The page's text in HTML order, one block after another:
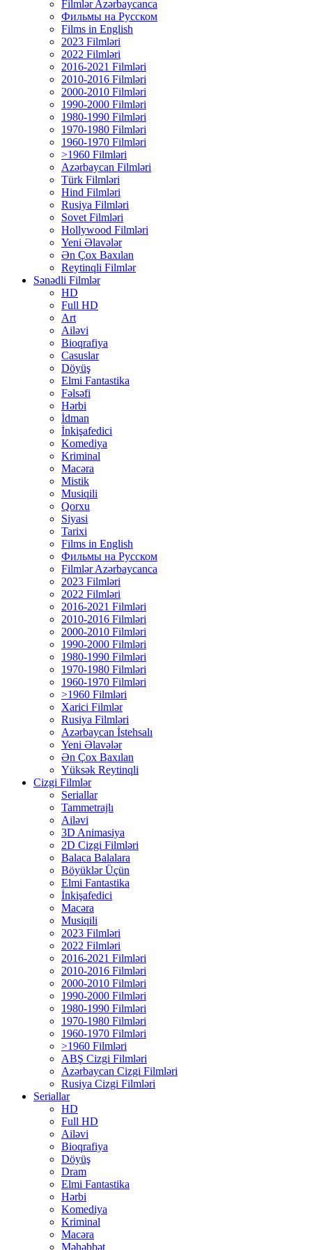
Filmlər Azərbaycanca
Фильмы на Русском
Films in English
2023 Filmləri
2022 Filmləri
2016-2021 Filmləri
2010-2016 Filmləri
2000-2010 Filmləri
1990-2000 Filmləri
1980-1990 Filmləri
1970-1980 Filmləri
1960-1970 Filmləri
>1960 Filmləri
Azərbaycan Filmləri
Türk Filmləri
Hind Filmləri
Rusiya Filmləri
Sovet Filmləri
Hollywood Filmləri
Yeni Əlavələr
Ən Çox Baxılan
Reytinqli Filmlər
Sənədli Filmlər
HD
Full HD
Art
Ailəvi
Bioqrafiya
Casuslar
Döyüş
Elmi Fantastika
Fəlsəfi
Hərbi
İdman
İnkişafedici
Komediya
Kriminal
Macəra
Mistik
Musiqili
Qorxu
Siyasi
Tarixi
Films in English
Фильмы на Русском
Filmlər Azərbaycanca
2023 Filmləri
2022 Filmləri
2016-2021 Filmləri
2010-2016 Filmləri
2000-2010 Filmləri
1990-2000 Filmləri
1980-1990 Filmləri
1970-1980 Filmləri
1960-1970 Filmləri
>1960 Filmləri
Xarici Filmlər
Rusiya Filmləri
Azərbaycan İstehsalı
Yeni Əlavələr
Ən Çox Baxılan
Yüksək Reytinqli
Cizgi Filmlər
Seriallar
Tammetrajlı
Ailəvi
3D Animasiya
2D Cizgi Filmləri
Balaca Balalara
Böyüklər Üçün
Elmi Fantastika
İnkişafedici
Macəra
Musiqili
2023 Filmləri
2022 Filmləri
2016-2021 Filmləri
2010-2016 Filmləri
2000-2010 Filmləri
1990-2000 Filmləri
1980-1990 Filmləri
1970-1980 Filmləri
1960-1970 Filmləri
>1960 Filmləri
ABŞ Cizgi Filmləri
Azərbaycan Cizgi Filmləri
Rusiya Cizgi Filmləri
Seriallar
HD
Full HD
Ailəvi
Bioqrafiya
Döyüş
Dram
Elmi Fantastika
Hərbi
Komediya
Kriminal
Macəra
Məhəbbət